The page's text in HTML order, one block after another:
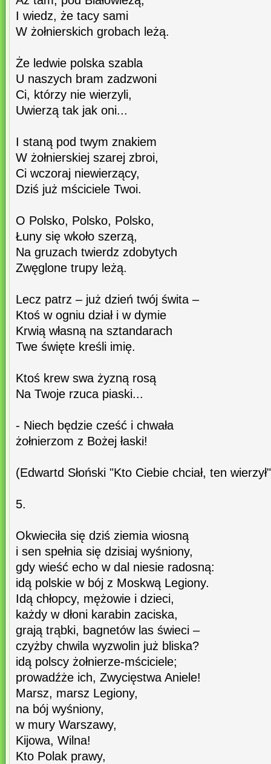
I wiedz, że tacy sami
W żołnierskich grobach leżą.
Że ledwie polska szabla
U naszych bram zadzwoni
Ci, którzy nie wierzyli,
Uwierzą tak jak oni...
I staną pod twym znakiem
W żołnierskiej szarej zbroi,
Ci wczoraj niewierzący,
Dziś już mściciele Twoi.
O Polsko, Polsko, Polsko,
Łuny się wkoło szerzą,
Na gruzach twierdz zdobytych
Zwęglone trupy leżą.
Lecz patrz – już dzień twój świta –
Ktoś w ogniu dział i w dymie
Krwią własną na sztandarach
Twe święte kreśli imię.
Ktoś krew swa żyzną rosą
Na Twoje rzuca piaski...
- Niech będzie cześć i chwała
żołnierzom z Bożej łaski!
(Edwartd Słoński "Kto Ciebie chciał, ten
5.
Okwieciła się dziś ziemia wiosną
i sen spełnia się dzisiaj wyśniony,
gdy wieść echo w dal niesie radosną:
idą polskie w bój z Moskwą Legiony.
Idą chłopcy, mężowie i dzieci,
każdy w dłoni karabin zaciska,
grają trąbki, bagnetów las świeci –
czyżby chwila wyzwolin już bliska?
idą polscy żołnierze-mściciele;
prowadźże ich, Zwycięstwa Aniele!
Marsz, marsz Legiony,
na bój wyśniony,
w mury Warszawy,
Kijowa, Wilna!
Kto Polak prawy,